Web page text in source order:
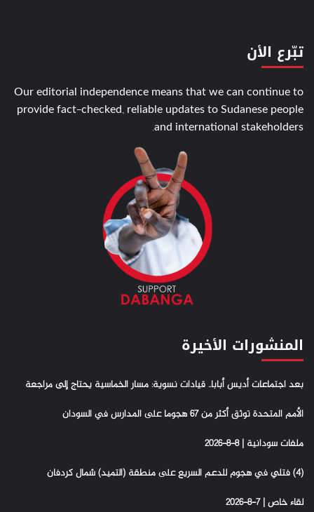
تبّرع الأن
Our editorial independence means that we can continue to
provide fact-checked, reliable updates to Sudanese people
and international stakeholders.
المنشورات الأخيرة
بعد اجتماعات أديس أبابا.. قيادات نسوية: مسار الخماسية يحتاج إلى مراجعة
الأمم المتحدة توثق أكثر من 67 هجوما على المدارس في السودان
ملفات سودانية | 8-8-2026
(4) فتلي في هجوم للدعم السريع على منطقة (التميد) شمال كردفان
لقاء خاص | 7-8-2026